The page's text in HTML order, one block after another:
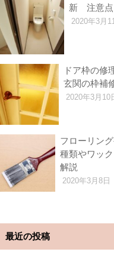
新 注意点
2020年3月
ドア枠の修
玄関の枠補
2020年3月10
フローリン
種類やワッ
解説
2020年3月8日
最近の投稿